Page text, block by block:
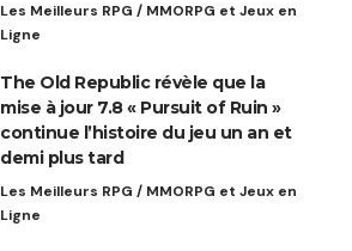
Les Meilleurs RPG / MMORPG et Jeux en
Ligne
The Old Republic révèle que la
mise à jour 7.8 « Pursuit of Ruin »
continue l’histoire du jeu un an et
demi plus tard
Les Meilleurs RPG / MMORPG et Jeux en
Ligne